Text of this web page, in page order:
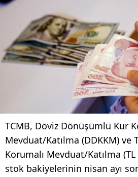
TCMB, Döviz Dönüşümlü Kur
Mevduat/Katılma (DDKKM) ve
Korumalı Mevduat/Katılma (TL
stok bakiyelerinin nisan ayı